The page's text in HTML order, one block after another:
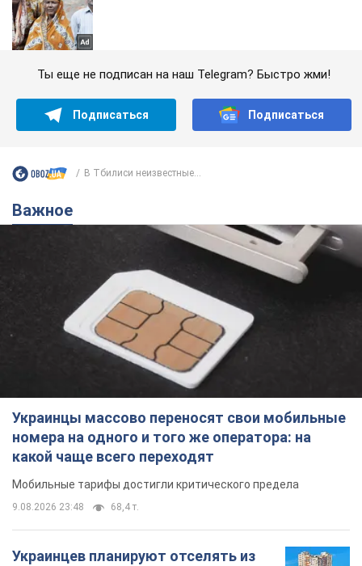
Ты еще не подписан на наш Telegram? Быстро жми!
Подписаться Подписаться
В Тбилиси неизвестные...
Важное
Украинцы массово переносят свои мобильные
номера на одного и того же оператора: на
какой чаще всего переходят
Мобильные тарифы достигли критического предела
9.08.2026 23:48 68,4 т.
Украинцев планируют отселять из